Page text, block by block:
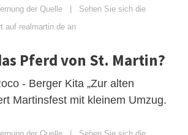
der Quelle | Sehen Sie sich die
auf realmartin.de an
Pferd von St. Martin?
- Berger Kita „Zur alten
Martinsfest mit kleinem Umzug.